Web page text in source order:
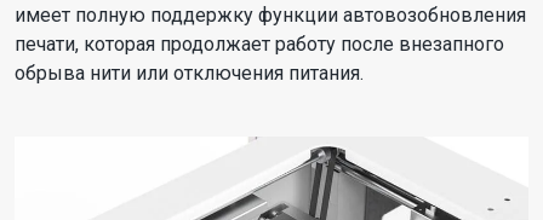
имеет полную поддержку функции автовозобновления
печати, которая продолжает работу после внезапного
обрыва нити или отключения питания.